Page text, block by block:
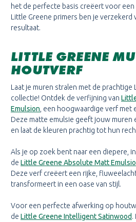
het de perfecte basis creëert voor
Little Greene primers ben je verzekerd
resultaat.
LITTLE GREENE
HOUTVERF
Laat je muren stralen met de
collectie! Ontdek de verfijning van
Emulsion , een hoogwaardige verf
Deze matte emulsie geeft jouw muren
en laat de kleuren prachtig tot hun
Als je op zoek bent naar een diepere,
de Little Greene Absolute Matt
Deze verf creëert een rijke,
transformeert in een oase van stijl.
Voor een perfecte afwerking op
de Little Greene Intelligent Satinwood.